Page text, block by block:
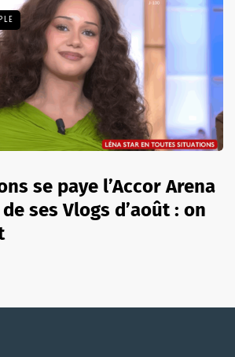
se paye l’Accor Arena
ses Vlogs d’août : on